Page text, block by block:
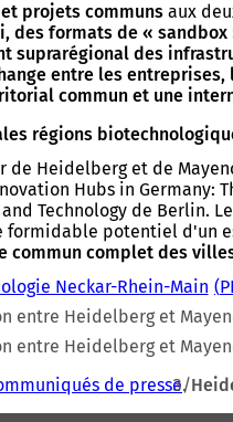
projets communs aux
des formats de «
suprarégional des
entre les
commun et une
régions
de Heidelberg et de
Hubs in
Technology de Berlin.
potentiel d'un
commun complet des
Neckar-Rhein-Main
entre Heidelberg et
Heidelberg et
de presse